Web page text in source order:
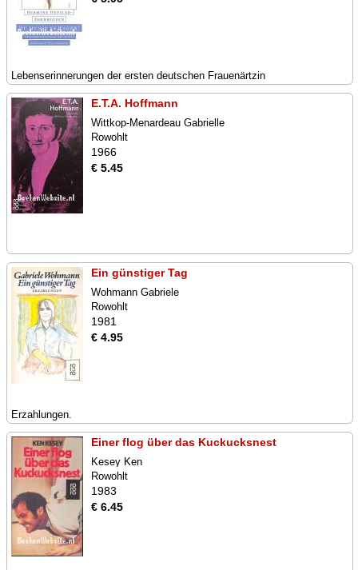
Lebenserinnerungen der ersten deutschen Frauenärtzin
E.T.A. Hoffmann
Wittkop-Menardeau Gabrielle
Rowohlt
1966
€ 5.45
Ein günstiger Tag
Wohmann Gabriele
Rowohlt
1981
€ 4.95
Erzahlungen.
Einer flog über das Kuckucksnest
Kesey Ken
Rowohlt
1983
€ 6.45